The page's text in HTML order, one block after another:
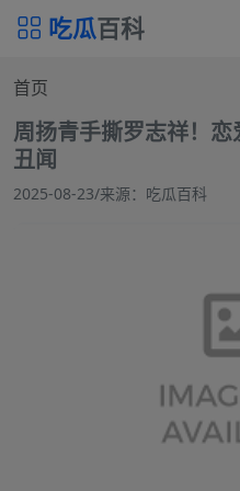
吃瓜百科
首页
周扬青手撕罗志祥！
丑闻
2025-08-23/来源：吃瓜百科